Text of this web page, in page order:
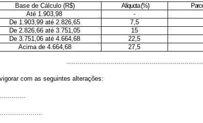
Base de Cálculo (R$) Alíquota (%)
Até 1.903,98
-
De 1.903,99 até 2.826,65
7,5
De 2.826,66 até 3.751,05
15
De 3.751,06 até 4.664,68
22,5
Acima de 4.664,68
27,5
com as seguintes alterações: